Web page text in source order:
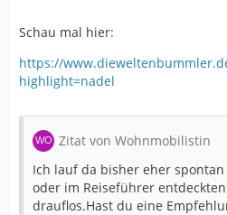
Schau mal hier:
https://
highlight=nadel
Zitat von Wohnmobilistin
Ich lauf da bisher eher
oder im Reiseführer
drauflos.Hast du eine